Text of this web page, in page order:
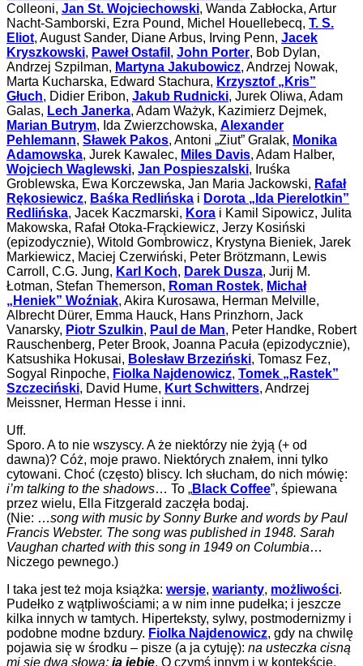
Colleoni, Jan St. Wojciechowski, Wanda Zabłocka, Artur
Nacht-Samborski, Ezra Pound, Michel Houellebecq, T. S.
Eliot, August Sander, Diane Arbus, Irving Penn, Jacek
Kryszkowski, Paweł Ostafil , John Porter, Bob Dylan,
Andrzej Szpilman, Martyna Jakubowicz, Andrzej Nowak,
Marta Kucharska, Edward Stachura, Krzysztof „Kris”
Głuch, Didier Eribon, Jakub Rudnicki, Jurek Oliwa, Adam
Galas, Lech Janerka, Adam Ważyk, Kazimierz Dejmek,
Marian Butrym, Ida Zwierzchowska, Alexander
Pehlemann, Sławek Pakos, Antoni „Ziut” Gralak, Monika
Adamowska, Jurek Kawalec, Miles Davis, Adam Halber,
Wojciech Waglewski, Jan Pospieszalski, Iruśka
Groblewska, Ewa Korczewska, Jan Maria Jackowski, Rafał
Rękosiewicz, Baśka Redlińska i Dorota „Ida Pierelotkin”
Redlińska, Jacek Kaczmarski, Kora i Kamil Sipowicz, Julita
Makowska, Rafał Otoka-Frąckiewicz, Jerzy Kosiński
(epizodycznie), Witold Gombrowicz, Krystyna Bieniek, Jarek
Markiewicz, Maciej Czerwiński, Peter Brötzmann, Lewis
Carroll, C.G. Jung, Karl Koch, Darek Dusza, Jurij M.
Łotman, Stefan Themerson, Roman Rostek, Michał
„Heniek” Woźniak, Akira Kurosawa, Herman Melville,
Albrecht Dürer, Emma Hauck, Hans Prinzhorn, Jack
Vanarsky, Piotr Szulkin, Paul de Man, Peter Handke, Robert
Rauschenberg, Peter Brook, Joanna Pacuła (epizodycznie),
Katsushika Hokusai, Bolesław Brzeziński, Tomasz Fez,
Sogyal Rinpoche, Fiolka Najdenowicz, Tomek „Rastek”
Szczeciński, David Hume, Kurt Schwitters, Andrzej
Meissner, Herman Hesse i inni.
Uff.
Sporo. A to nie wszyscy. A że niektórzy nie żyją (+ od
dawna)? Cóż, moje prawo. Niektórych znałem, inni tylko
cytowani. Choć (często) bliscy. Ich słucham, do nich mówię:
i’m talking to the shadows… To „Black Coffee”, śpiewana
przez wielu, Ella Fitzgerald zaczęła bodaj.
(Nie: …song with music by Sonny Burke and words by Paul
Francis Webster. The song was published in 1948. Sarah
Vaughan charted with this song in 1949 on Columbia…
Niczego pewnego.)
I taka jest też moja książka: wersje, warianty, możliwości.
Pudełko z wątpliwościami; a w nim inne pudełka; i jeszcze
kilka innych w tamtych. Hiperteksty, sylwy, postmodernizmy i
podobne modne bzdury. Fiolka Najdenowicz, gdy na chwilę
pojawia się w środku – pisze (a ja cytuję): na usteczka cisną
mi się dwa słowa: ja jebię. O czymś innym i w kontekście,